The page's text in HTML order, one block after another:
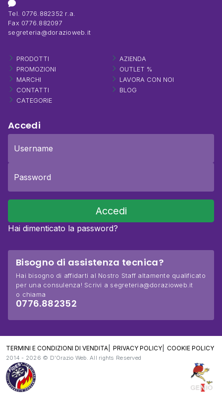
Tel. 0776.882352 r.a.
Fax 0776.882097
segreteria@dorazioweb.it
PRODOTTI
AZIENDA
PROMOZIONI
OUTLET %
MARCHI
LAVORA CON NOI
CONTATTI
BLOG
CATEGORIE
Accedi
Accedi
Hai dimenticato la password?
Bisogno di assistenza tecnica?
Hai bisogno di affidarti al Nostro Staff altamente qualificato
per una consulenza! Scrivi a segreteria@dorazioweb.it
o chiama
0776.882352
TERMINI E CONDIZIONI DI VENDITA PRIVACY POLICY COOKIE POLICY
2014 - 2026 © D'Orazio Web. All rights Reserved